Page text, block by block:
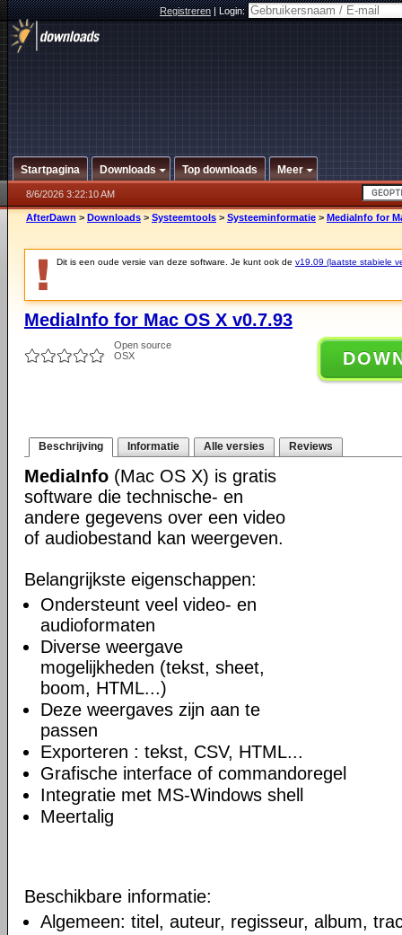
Registreren|Login:
Startpagina Downloads Top downloads Meer
8/6/2026 3:22:10 AM
AfterDawn > Downloads > Systeemtools > Systeeminformatie > MediaInfo for
Dit is een oude versie van deze software. Je kunt ook de v19.09 (laatste stabiele
MediaInfo for Mac OS X v0.7.93
Open source
OSX
Beschrijving Informatie Alle versies Reviews
MediaInfo (Mac OS X) is gratis
software die technische- en
andere gegevens over een video
of audiobestand kan weergeven.
Belangrijkste eigenschappen:
Ondersteunt veel video- en
audioformaten
Diverse weergave
mogelijkheden (tekst, sheet,
boom, HTML...)
Deze weergaves zijn aan te
passen
Exporteren : tekst, CSV, HTML...
Grafische interface of commandoregel
Integratie met MS-Windows shell
Meertalig
Beschikbare informatie:
Algemeen: titel, auteur, regisseur, album,